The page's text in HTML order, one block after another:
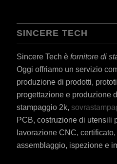
SINCERE TECH
Sincere Tech è fornitore di
Oggi offriamo un servizio
produzione di prodotti,
progettazione e produzione
stampaggio 2k,
PCB, costruzione di utensili
lavorazione CNC,
assemblaggio, ispezione e